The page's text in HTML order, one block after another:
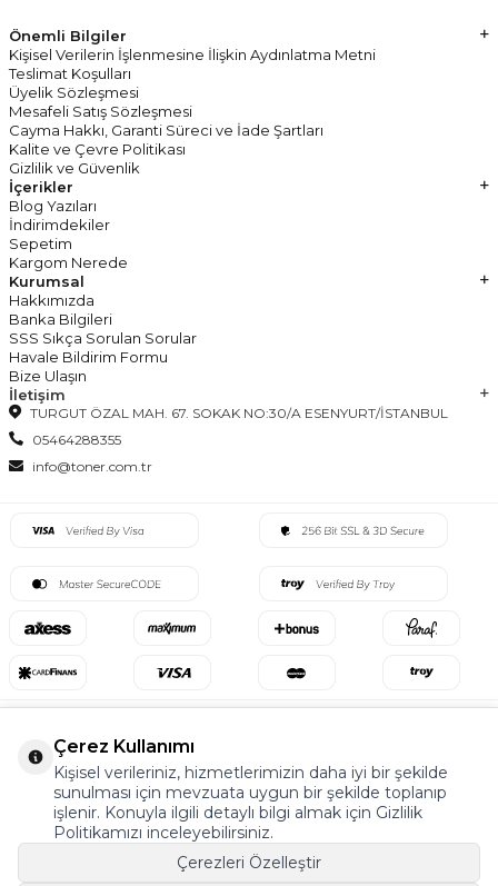
Önemli Bilgiler
Kişisel Verilerin İşlenmesine İlişkin Aydınlatma Metni
Teslimat Koşulları
Üyelik Sözleşmesi
Mesafeli Satış Sözleşmesi
Cayma Hakkı, Garanti Süreci ve İade Şartları
Kalite ve Çevre Politikası
Gizlilik ve Güvenlik
İçerikler
Blog Yazıları
İndirimdekiler
Sepetim
Kargom Nerede
Kurumsal
Hakkımızda
Banka Bilgileri
SSS Sıkça Sorulan Sorular
Havale Bildirim Formu
Bize Ulaşın
İletişim
TURGUT ÖZAL MAH. 67. SOKAK NO:30/A ESENYURT/İSTANBUL
05464288355
info@toner.com.tr
©2022 Tüm Hakkı Saklıdır. v5 Tema19
T-Soft E-TicaretSistemleriyle Hazırlanmıştır.
Çerez Kullanımı
Kişisel verileriniz, hizmetlerimizin daha iyi bir şekilde
sunulması için mevzuata uygun bir şekilde toplanıp
işlenir. Konuyla ilgili detaylı bilgi almak için Gizlilik
Politikamızı inceleyebilirsiniz.
Çerezleri Özelleştir